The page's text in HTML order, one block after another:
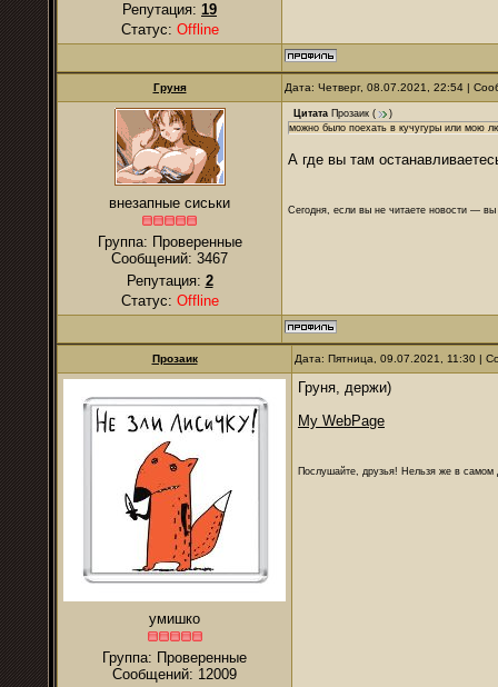
Репутация: 19
Статус: Offline
Груня Дата: Четверг, 08.07.2021, 22:54 |
внезапные сиськи
Группа: Проверенные
Сообщений: 3467
Репутация: 2
Статус: Offline
Цитата Прозаик (
)
можно было поехать в кучугуры или мою
А где вы там
Сегодня, если вы не читаете новости —
Прозаик Дата: Пятница, 09.07.2021, 11:30 |
умишко
Группа: Проверенные
Сообщений: 12009
Груня, держи)
My WebPage
Послушайте, друзья! Нельзя же в самом